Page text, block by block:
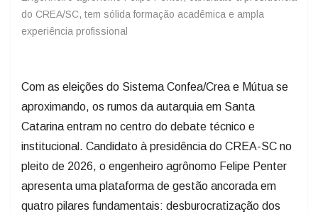
do CREA/SC, tem sólida formação acadêmica e ampla
experiência profissional
Com as eleições do Sistema Confea/Crea e Mútua se
aproximando, os rumos da autarquia em Santa
Catarina entram no centro do debate técnico e
institucional. Candidato à presidência do CREA-SC no
pleito de 2026, o engenheiro agrônomo Felipe Penter
apresenta uma plataforma de gestão ancorada em
quatro pilares fundamentais: desburocratização dos